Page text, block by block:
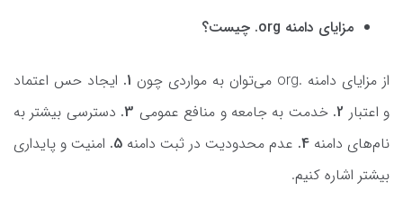
مزایای دامنه org. چیست؟
از مزایای دامنه .org می‌توان به مواردی چون 1. ایجاد حس اعتماد
و اعتبار 2. خدمت به جامعه و منافع عمومی
دسترسی بیشتر به
نام‌های دامنه 4. عدم محدودیت در ثبت دامنه
امنیت و پایداری
بیشتر اشاره کنیم.